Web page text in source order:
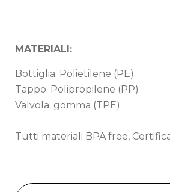
MATERIALI:
Bottiglia: Polietilene (PE)
Tappo: Polipropilene (PP)
Valvola: gomma (TPE)
Tutti materiali BPA free,